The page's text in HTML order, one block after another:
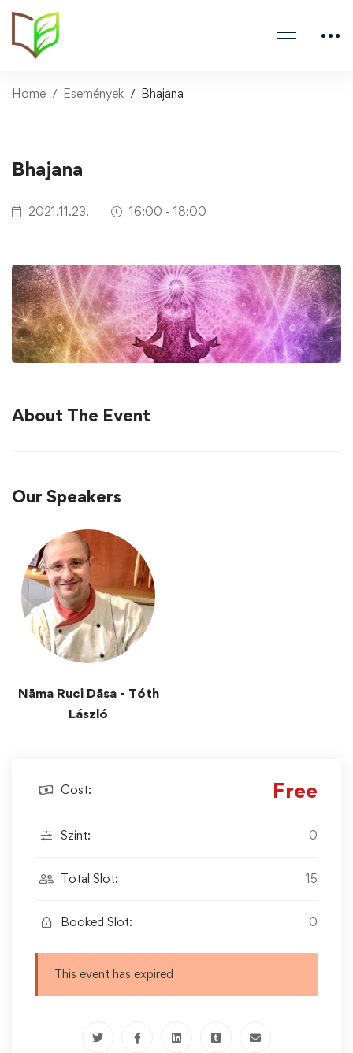
Home Események Bhajana
Bhajana
2021.11.23. 16:00 - 18:00
About The Event
Our Speakers
Nāma Ruci Dāsa - Tóth
László
Cost: Free
Szint: 0
Total Slot: 15
Booked Slot: 0
This event has expired